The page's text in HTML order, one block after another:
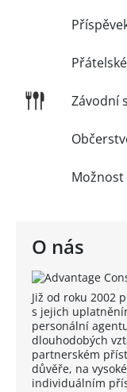
O nás
Již od roku 2002
s jejich
personální
dlouhodobých
partnerském
důvěře, na
individuálním
Závodní